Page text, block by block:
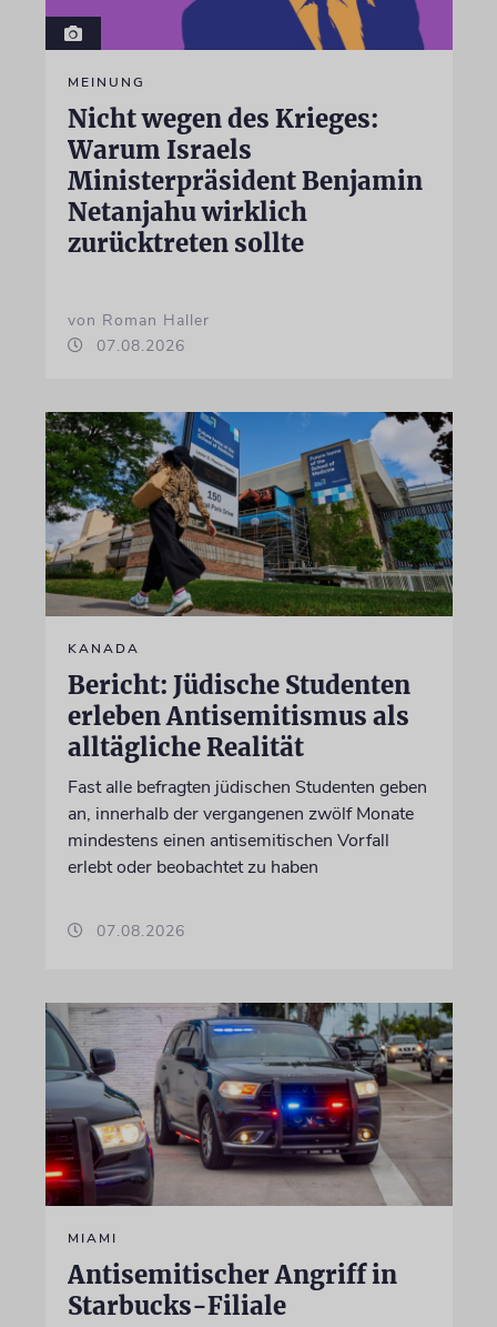
MEINUNG
Nicht wegen des Krieges:
Warum Israels
Ministerpräsident Benjamin
Netanjahu wirklich
zurücktreten sollte
von Roman Haller
07.08.2026
KANADA
Bericht: Jüdische Studenten
erleben Antisemitismus als
alltägliche Realität
Fast alle befragten jüdischen Studenten geben
an, innerhalb der vergangenen zwölf Monate
mindestens einen antisemitischen Vorfall
erlebt oder beobachtet zu haben
07.08.2026
MIAMI
Antisemitischer Angriff in
Starbucks-Filiale